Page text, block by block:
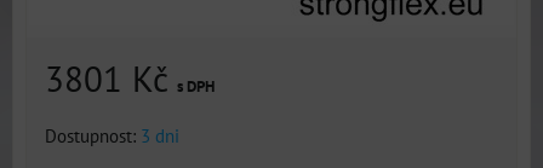
3801 Kč s DPH
Dostupnost: 3 dni